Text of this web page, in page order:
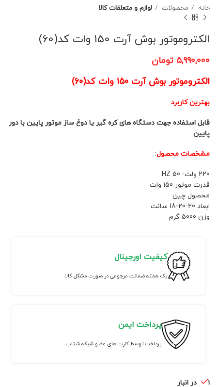
خانه محصولات لوازم و متعلقات کالا
الکتروموتور بوش آرت 150 وات کد(60)
۵,۹۹۰,۰۰۰ تومان
الکتروموتور بوش آرت 150 وات کد(60)
بهترین کاربرد:
قابل استفاده جهت دستگاه های کره گیر یا دوغ ساز موتور پایین با دور
پایین
مشخصات محصول:
220 ولت- 50 HZ
قدرت موتور 150 وات
محصول چین
ابعاد 20-20-18 سانت
وزن 5000 گرم
کیفیت اورجینال
یک هفته ضمانت مرجوعی در صورت مشکل کالا
پرداخت ایمن
پرداخت توسط کارت های عضو شبکه شتاب
1 در انبار